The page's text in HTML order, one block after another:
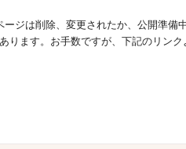
ージは削除、変更されたか、公開準備
ります。お手数ですが、下記のリンク